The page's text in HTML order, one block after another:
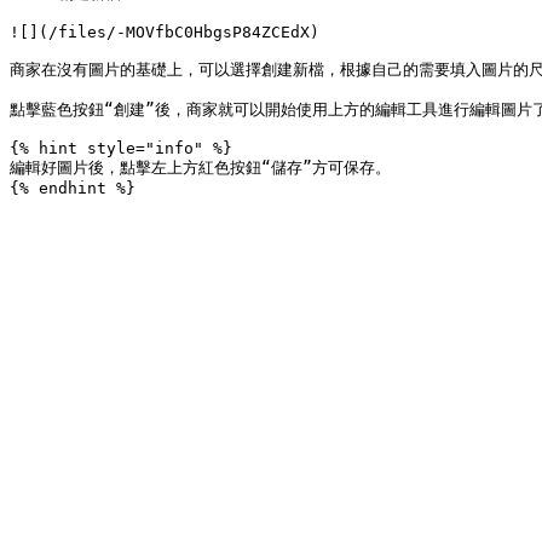
![](/files/-MOVfbC0HbgsP84ZCEdX)
商家在沒有圖片的基礎上，可以選擇創建新檔，根據自己的需要填入圖片的尺
點擊藍色按鈕“創建”後，商家就可以開始使用上方的編輯工具進行編輯圖片了
{% hint style="info" %}
編輯好圖片後，點擊左上方紅色按鈕“儲存”方可保存。